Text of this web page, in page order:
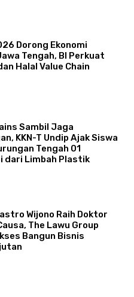
Dorong Ekonomi
Tengah, BI Perkuat
Halal Value Chain
Sambil Jaga
KKN-T Undip Ajak Siswa
Tengah 01
dari Limbah Plastik
Wijono Raih Doktor
The Lawu Group
Bangun Bisnis